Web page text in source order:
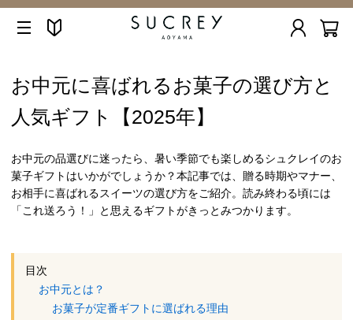
お中元に喜ばれるお菓子の選び方と
人気ギフト【2025年】
お中元の品選びに迷ったら、暑い季節でも楽しめるシュクレイのお
菓子ギフトはいかがでしょうか？本記事では、贈る時期やマナー、
お相手に喜ばれるスイーツの選び方をご紹介。読み終わる頃には
「これ送ろう！」と思えるギフトがきっとみつかります。
目次
お中元とは？
お菓子が定番ギフトに選ばれる理由